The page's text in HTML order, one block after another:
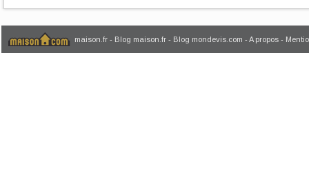
maison.fr - Blog maison.fr - Blog mondevis.com - A propos -